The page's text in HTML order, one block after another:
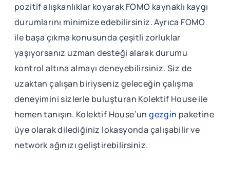
pozitif alışkanlıklar koyarak FOMO kaynaklı kaygı
durumlarını minimize edebilirsiniz. Ayrıca FOMO
ile başa çıkma konusunda çeşitli zorluklar
yaşıyorsanız uzman desteği alarak durumu
kontrol altına almayı deneyebilirsiniz. Siz de
uzaktan çalışan biriyseniz geleceğin çalışma
deneyimini sizlerle buluşturan Kolektif House ile
hemen tanışın. Kolektif House’ungezgin paketine
üye olarak dilediğiniz lokasyonda çalışabilir ve
network ağınızı geliştirebilirsiniz.